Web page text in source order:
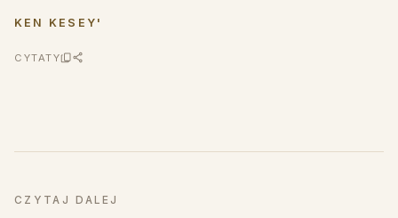
KEN KESEY'
CYTATY
CZYTAJ DALEJ